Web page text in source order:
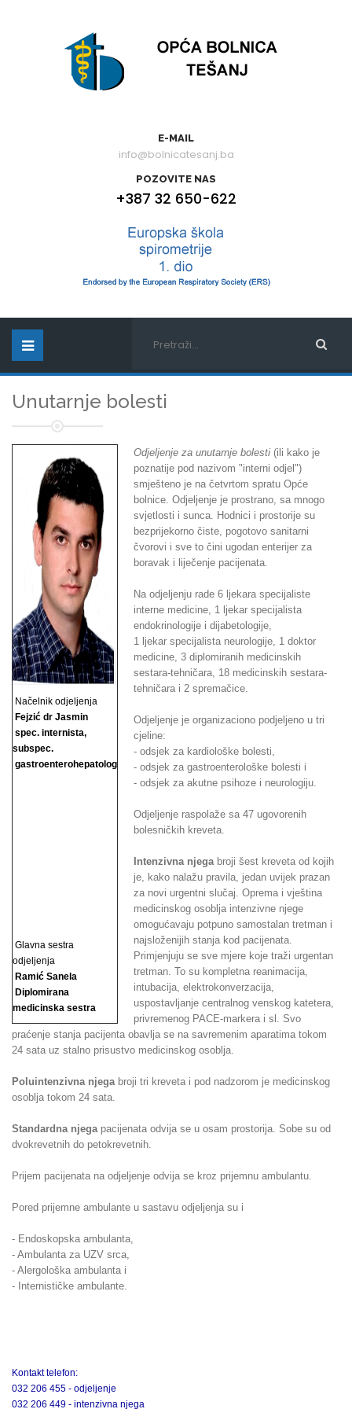
E-MAIL
info@bolnicatesanj.ba
POZOVITE NAS
+387 32 650-622
Unutarnje bolesti
Načelnik odjeljenja
Fejzić dr Jasmin
spec. internista,
subspec.
gastroenterohepatolog
Glavna sestra
odjeljenja
Ramić Sanela
Diplomirana
medicinska sestra
Odjeljenje za unutarnje bolesti (ili kako je
poznatije pod nazivom "interni odjel")
smješteno je na četvrtom spratu Opće
bolnice. Odjeljenje je prostrano, sa mnogo
svjetlosti i sunca. Hodnici i prostorije su
bezprijekorno čiste, pogotovo sanitarni
čvorovi i sve to čini ugodan enterijer za
boravak i liječenje pacijenata.
Na odjeljenju rade 6 ljekara specijaliste
interne medicine, 1 ljekar specijalista
endokrinologije i dijabetologije,
1 ljekar specijalista neurologije, 1 doktor
medicine, 3 diplomiranih medicinskih
sestara-tehničara, 18 medicinskih sestara-
tehničara i 2 spremačice.
Odjeljenje je organizaciono podjeljeno u tri
cjeline:
- odsjek za kardiološke bolesti,
- odsjek za gastroenterološke bolesti i
- odsjek za akutne psihoze i neurologiju.
Odjeljenje raspolaže sa 47 ugovorenih
bolesničkih kreveta.
Intenzivna njegabroji šest kreveta od kojih
je, kako nalažu pravila, jedan uvijek prazan
za novi urgentni slučaj. Oprema i vještina
medicinskog osoblja intenzivne njege
omogućavaju potpuno samostalan tretman i
najsloženijih stanja kod pacijenata.
Primjenjuju se sve mjere koje traži urgentan
tretman. To su kompletna reanimacija,
intubacija, elektrokonverzacija,
uspostavljanje centralnog venskog katetera,
privremenog PACE-markera i sl. Svo
praćenje stanja pacijenta obavlja se na savremenim aparatima tokom
24 sata uz stalno prisustvo medicinskog osoblja.
Poluintenzivna njegabroji tri kreveta i pod nadzorom je medicinskog
osoblja tokom 24 sata.
Standardna njegapacijenata odvija se u osam prostorija. Sobe su od
dvokrevetnih do petokrevetnih.
Prijem pacijenata na odjeljenje odvija se kroz prijemnu ambulantu.
Pored prijemne ambulante u sastavu odjeljenja su i
- Endoskopska ambulanta,
- Ambulanta za UZV srca,
- Alergološka ambulanta i
- Internističke ambulante.
Kontakt telefon:
032 206 455 - odjeljenje
032 206 449 - intenzivna njega